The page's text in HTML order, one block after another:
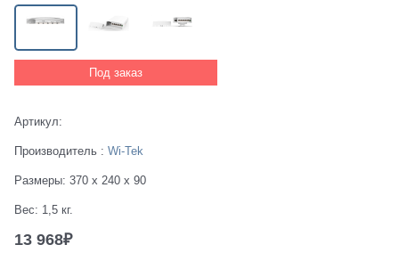
Под заказ
Артикул:
Производитель : Wi-Tek
Размеры: 370 x 240 x 90
Вес: 1,5 кг.
13 968₽